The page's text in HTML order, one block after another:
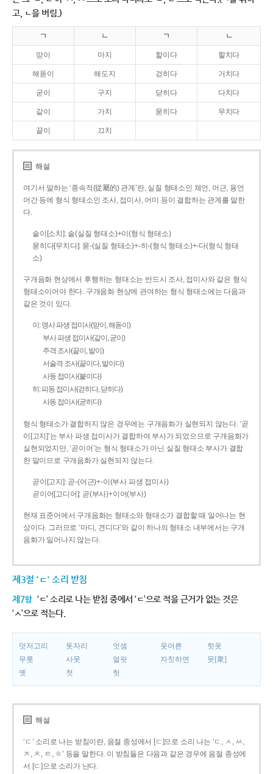
고, ㄴ을 버림.)
ㄱ ㄴ ㄱ ㄴ
맏이 마지 핥이다 할치다
해돋이 해도지 걷히다 거치다
굳이 구지 닫히다 다치다
같이 가치 묻히다 무치다
끝이 끄치
해설
여기서 말하는 ‘종속적(從屬的) 관계’란, 실질 형태소인 체언, 어근, 용언
어간 등에 형식 형태소인 조사, 접미사, 어미 등이 결합하는 관계를 말한
다.
솥이[소치]: 솥(실질 형태소)+이(형식 형태소)
묻히다[무치다]: 묻­-(실질 형태소)+­-히­-(형식 형태소)+-다(형식 형태
소)
구개음화 현상에서 후행하는 형태소는 반드시 조사, 접미사와 같은 형식
형태소이어야 한다. 구개음화 현상에 관여하는 형식 형태소에는 다음과
같은 것이 있다.
이: 명사 파생 접미사(맏이, 해돋이)
부사 파생 접미사(같이, 굳이)
주격 조사(끝이, 밭이)
서술격 조사(끝이다, 밭이다)
사동 접미사(붙이다)
히: 피동 접미사(걷히다, 닫히다)
사동 접미사(굳히다)
형식 형태소가 결합하지 않은 경우에는 구개음화가 실현되지 않는다. ‘곧
이[고지]’는 부사 파생 접미사가 결합하여 부사가 되었으므로 구개음화가
실현되었지만, ‘곧이어’는 형식 형태소가 아닌 실질 형태소 부사가 결합
한 말이므로 구개음화가 실현되지 않는다.
곧이[고지]: 곧-­(어근)+­-이(부사 파생 접미사)
곧이어[고디어]: 곧(부사)+이어(부사)
현재 표준어에서 구개음화는 형태소와 형태소가 결합할 때 일어나는 현
상이다. 그러므로 ‘마디, 견디다’와 같이 하나의 형태소 내부에서는 구개
음화가 일어나지 않는다.
제3절 'ㄷ' 소리 받침
제7항 ‘ㄷ’ 소리로 나는 받침 중에서 ‘ㄷ’으로 적을 근거가 없는 것은
‘ㅅ’으로 적는다.
덧저고리 돗자리 엇셈 웃어른
핫옷
무릇
사뭇 얼핏 자칫하면
뭇[衆]
옛
첫 헛
해설
‘ㄷ’ 소리로 나는 받침이란, 음절 종성에서 [ㄷ]으로 소리 나는 ‘ㄷ, ㅅ, ㅆ,
ㅈ, ㅊ, ㅌ, ㅎ’ 등을 말한다. 이 받침들은 다음과 같은 경우에 음절 종성에
서 [ㄷ]으로 소리가 난다.